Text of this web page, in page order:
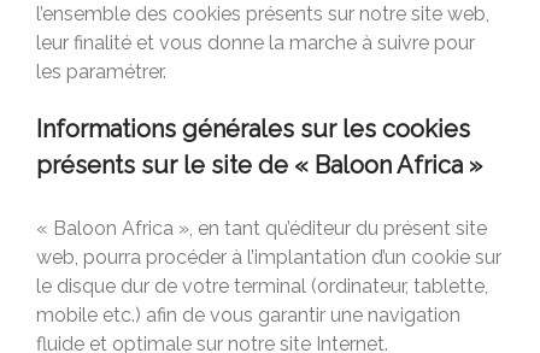
l’ensemble des cookies présents sur notre site web,
leur finalité et vous donne la marche à suivre pour
les paramétrer.
Informations générales sur les cookies
présents sur le site de « Baloon Africa »
« Baloon Africa », en tant qu’éditeur du présent site
web, pourra procéder à l’implantation d’un cookie sur
le disque dur de votre terminal (ordinateur, tablette,
mobile etc.) afin de vous garantir une navigation
fluide et optimale sur notre site Internet.